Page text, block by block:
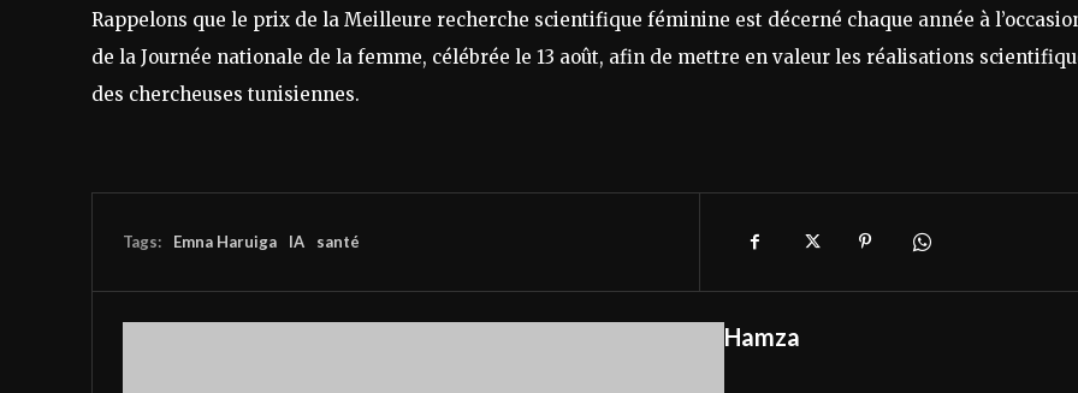
Rappelons que le prix de la Meilleure recherche scientifique féminine est décerné chaque année à
de la Journée nationale de la femme, célébrée le 13 août, afin de mettre en valeur les réalisations
des chercheuses tunisiennes.
Tags: Emna Haruiga IA santé
Hamza